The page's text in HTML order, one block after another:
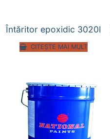
Întăritor epoxidic 3020I
CITEȘTE MAI MULT